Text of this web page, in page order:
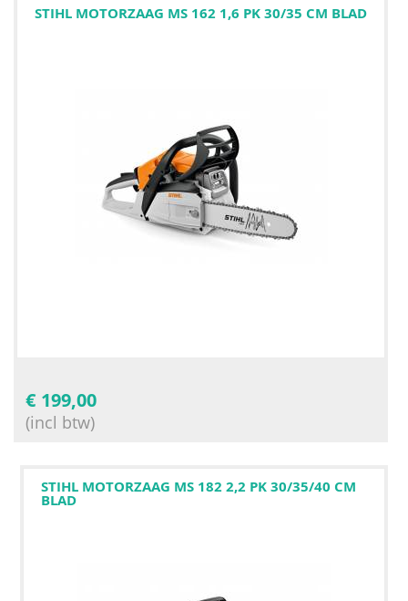
STIHL MOTORZAAG MS 162 1,6 PK 30/35 CM BLAD
€ 199,00
(incl btw)
STIHL MOTORZAAG MS 182 2,2 PK 30/35/40 CM
BLAD